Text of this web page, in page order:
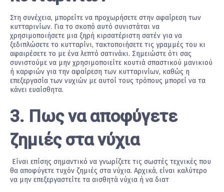
Στη συνέχεια, μπορείτε να προχωρήσετε στην αφαίρεση των
κυτταρινίων. Για το σκοπό αυτό συνιστάται να
χρησιμοποιήσετε μια ξηρή κιρσατέριστη σατέν για να
ξεδιπλώσετε το κυτταρίνι, τακτοποιήσετε τις γραμμές του κι
αφαιρέσετε το με ένα λεπτό σατινάκι. Σημειώστε ότι σας
συνιστούμε να μην χρησιμοποιείτε κουτιά σπαστικού μανικιού
ή καρφιών για την αφαίρεση των κυτταρινίων, καθώς η
επεξεργασία των νυχιών με αυτοί τους τρόπους μπορεί να τα
κάνει ευαίσθητα.
3. Πως να αποφύγετε
ζημιές στα νύχια
Είναι επίσης σημαντικό να γνωρίζετε τις σωστές τεχνικές που
θα αποφύγετε τυχόν ζημιές στα νύχια. Αρχικά, είναι καλύτερο
να μην επεξεργαστείτε τα αισθητά νύχια ή να διατ